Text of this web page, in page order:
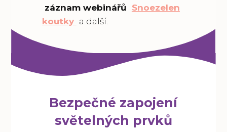
záznam webinářů Snoezelen
koutky a další.
Bezpečné zapojení
světelných prvků